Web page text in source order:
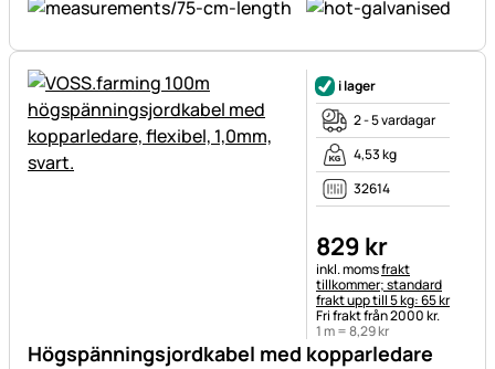
Högspänningsjordkabel med kopparledare
i lager
2 - 5 vardagar
4,53 kg
32614
829 kr
Skatteinformation:
inkl. momsfrakt
tillkommer; standard
frakt upp till 5 kg: 65 kr
Fri frakt från 2000 kr.
1 m =8,29kr